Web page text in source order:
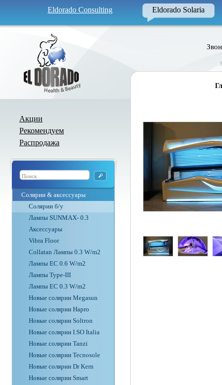
Eldorado Consulting Eldorado Solaria
Акции
Рекомендуем
Распродажа
Солярии & аксессуары
Солярии б/у
Лампы SUNMAX- 0.3
Аксессуары
Vibra Floor
Collatan Лампы 0.3 W/m2
Лампы ЕС 0.6 W/m2
Лампы Type-III
Лампы EC 0.3 W/m2
Новые солярии Megasun
Новые солярии Hapro
Новые солярии Soltron
Новые солярии I.SO Italia
Новые солярии Tanzi
Новые солярии Tecnosole
Новые солярии Dr Kern
Новые солярии Smart